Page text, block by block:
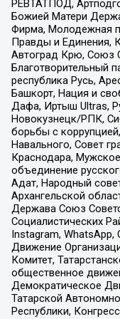
РЕВТАТПОД,
Божией Матери
Фирма, Молодежная
Правды и Единения,
Автоград Крю, Союз
Благотворительный
республика Русь,
Башкорт, Нация и
Дафа, Иртыш Ultras,
Новокузнецк/РПК,
борьбы с
Навального, Совет
Краснодара,
объединение
Адат, Народный
Архангельской
Держава Союз
Социалистических
Instagram,
Движение
Комитет,
общественное
Демократическое
Татарской
Республики,